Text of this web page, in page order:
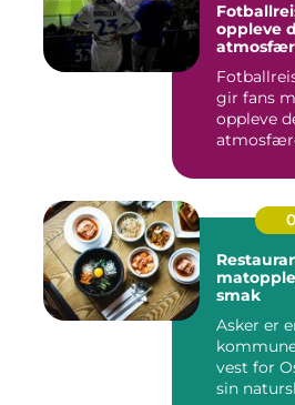
oppleve
gir fans
oppleve
smak
Asker er
vest for
sin